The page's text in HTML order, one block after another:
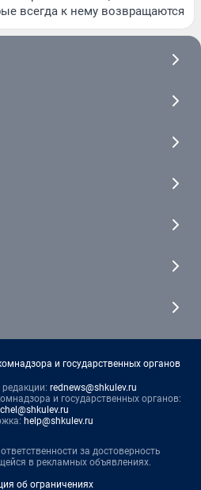
всегда к нему возвращаются
и государственных органов
rednews@shkulev.ru
и государственных органов:
help@shkulev.ru
за достоверность
в рекламных объявлениях.
об ограничениях